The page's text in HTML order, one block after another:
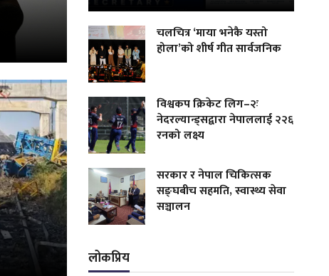
चलचित्र ‘माया भनेकै यस्तो
होला’को शीर्ष गीत सार्वजनिक
विश्वकप क्रिकेट लिग–२ः
नेदरल्यान्ड्सद्वारा नेपाललाई २२६
रनको लक्ष्य
सरकार र नेपाल चिकित्सक
सङ्घबीच सहमति, स्वास्थ्य सेवा
सञ्चालन
लोकप्रिय